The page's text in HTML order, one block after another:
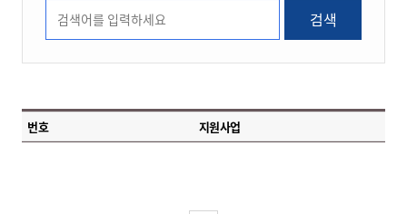
검색
번호 지원사업